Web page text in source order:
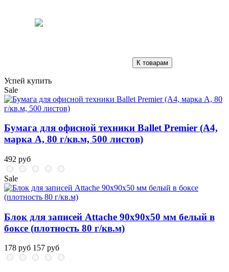
К товарам
Успей купить
Sale
Бумага для офисной техники Ballet Premier (А4,
марка A, 80 г/кв.м, 500 листов)
492 руб
Sale
Блок для записей Attache 90x90x50 мм белый в
боксе (плотность 80 г/кв.м)
178 руб 157 руб